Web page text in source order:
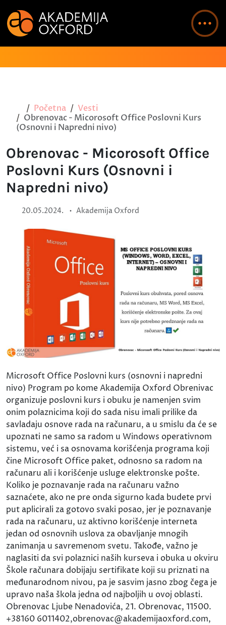
Početna
Vesti
Obrenovac - Micorosoft Office Poslovni Kurs
(Osnovni i Napredni nivo)
Obrenovac - Micorosoft Office
Poslovni Kurs (Osnovni i
Napredni nivo)
20.05.2024. • Akademija Oxford
Microsoft Office Poslovni kurs (osnovni i napredni
nivo) Program po kome Akademija Oxford Obrenivac
organizuje poslovni kurs i obuku je namenjen svim
onim polaznicima koji do sada nisu imali prilike da
savladaju osnove rada na računaru, a u smislu da će se
upoznati ne samo sa radom u Windows operativnom
sistemu, već i sa osnovama korišćenja programa koji
čine Microsoft Office paket, odnosno sa radom na
računaru ali i korišćenje usluge elektronske pošte.
Koliko je poznavanje rada na računaru važno
saznaćete, ako ne pre onda sigurno kada budete prvi
put aplicirali za gotovo svaki posao, jer je poznavanje
rada na računaru, uz aktivno korišćenje interneta
jedan od osnovnih uslova za obavljanje mnogih
zanimanja u savremenom svetu. Takođe, važno je
naglasiti da svi polaznici naših kurseva i obuka u okviru
Škole računara dobijaju sertifikate koji su priznati na
međunarodnom nivou, pa je sasvim jasno zbog čega je
upravo naša škola jedna od najboljih u ovoj oblasti.
Obrenovac Ljube Nenadovića, 21. Obrenovac, 11500.
+38160 6011402,obrenovac@akademijaoxford.com,